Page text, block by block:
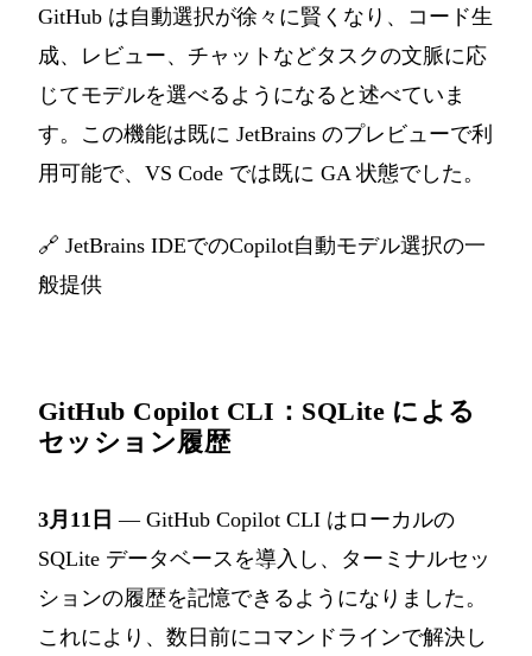
GitHub は自動選択が徐々に賢くなり、コード生
成、レビュー、チャットなどタスクの文脈に応
じてモデルを選べるようになると述べていま
す。この機能は既に JetBrains のプレビューで利
用可能で、VS Code では既に GA 状態でした。
🔗 JetBrains IDEでのCopilot自動モデル選択の一
般提供
GitHub Copilot CLI：SQLite による
セッション履歴
3月11日 — GitHub Copilot CLI はローカルの
SQLite データベースを導入し、ターミナルセッ
ションの履歴を記憶できるようになりました。
これにより、数日前にコマンドラインで解決し